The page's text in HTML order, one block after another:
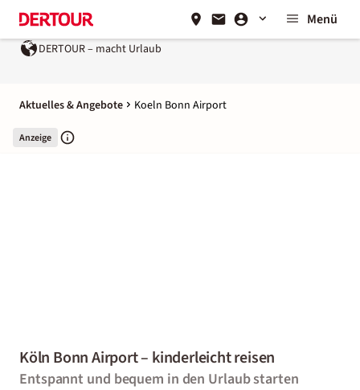
Menü
– macht Urlaub Ein Unternehmen der
Aktuelles & Angebote Koeln Bonn Airport
Anzeige
Köln Bonn Airport – kinderleicht reisen
Entspannt und bequem in den Urlaub starten